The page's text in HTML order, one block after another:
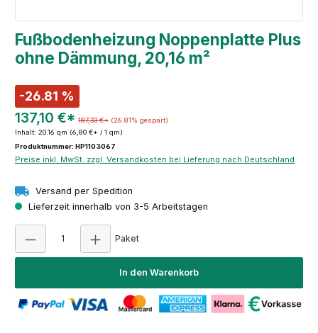
Fußbodenheizung Noppenplatte Plus
ohne Dämmung, 20,16 m²
-26.81 %
137,10 €* 187,33 €* (26.81% gespart)
Inhalt: 20.16 qm (6,80 €* / 1 qm)
Produktnummer: HP1103067
Preise inkl. MwSt. zzgl. Versandkosten bei Lieferung nach Deutschland
Versand per Spedition
Lieferzeit innerhalb von 3-5 Arbeitstagen
Paket
In den Warenkorb